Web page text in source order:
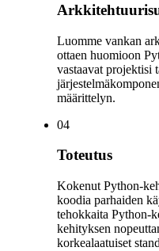
Luomme vankan
ottaen huomioon
vastaavat projektisi
määrittelyn.
04
Toteutus
Kokenut Python-
koodia parhaiden
tehokkaita Python-
kehityksen
korkealaatuiset